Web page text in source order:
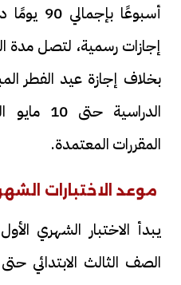
بخلاف إجازة عيد الفطر
المقررات المعتمدة.
موعد الاختبارات
يبدأ الاختبار الشهري
الصف الثالث الابتدائي